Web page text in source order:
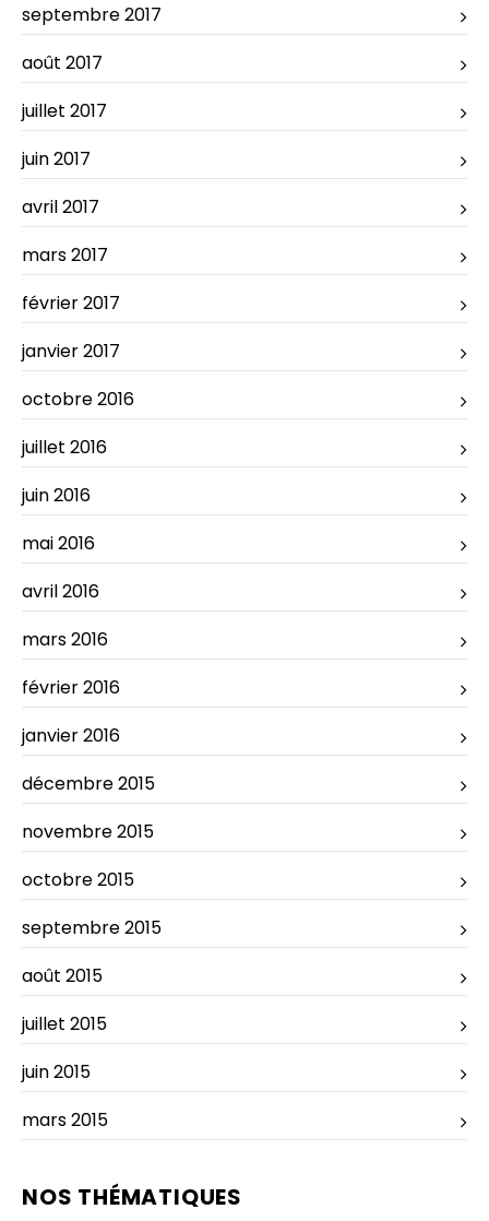
septembre 2017
août 2017
juillet 2017
juin 2017
avril 2017
mars 2017
février 2017
janvier 2017
octobre 2016
juillet 2016
juin 2016
mai 2016
avril 2016
mars 2016
février 2016
janvier 2016
décembre 2015
novembre 2015
octobre 2015
septembre 2015
août 2015
juillet 2015
juin 2015
mars 2015
NOS THÉMATIQUES